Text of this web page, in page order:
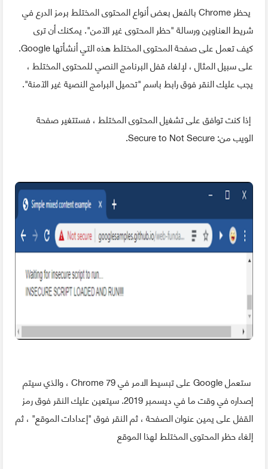
يحظر Chrome بالفعل بعض أنواع المحتوى المختلط برمز الدرع في
شريط العناوين ورسالة "حظر المحتوى غير الآمن". يمكنك أن ترى
كيف تعمل على صفحة المحتوى المختلط هذه التي أنشأتها Google.
على سبيل المثال ، لإلغاء قفل البرنامج النصي للمحتوى المختلط ،
يجب عليك النقر فوق رابط باسم "تحميل البرامج النصية غير الآمنة".
إذا كنت توافق على تشغيل المحتوى المختلط ، فستتغير صفحة
الويب من: Secure to Not Secure.
ستعمل Google على تبسيط الامر في Chrome 79 ، والذي سيتم
إصداره في وقت ما في ديسمبر 2019. سيتعين عليك النقر فوق رمز
القفل على يمين عنوان الصفحة ، ثم النقر فوق "إعدادات الموقع" ، ثم
إلغاء حظر المحتوى المختلط لهذا الموقع